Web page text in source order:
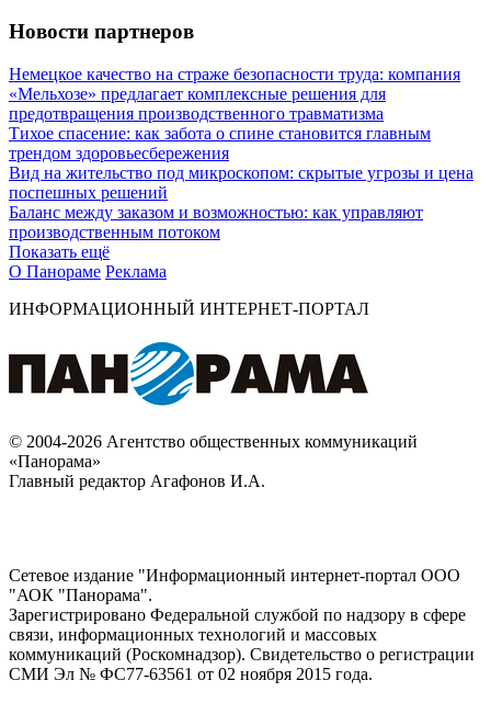
Новости партнеров
Немецкое качество на страже безопасности труда: компания
«Мельхозе» предлагает комплексные решения для
предотвращения производственного травматизма
Тихое спасение: как забота о спине становится главным
трендом здоровьесбережения
Вид на жительство под микроскопом: скрытые угрозы и цена
поспешных решений
Баланс между заказом и возможностью: как управляют
производственным потоком
Показать ещё
О Панораме Реклама
ИНФОРМАЦИОННЫЙ ИНТЕРНЕТ-ПОРТАЛ
© 2004-2026 Агентство общественных коммуникаций
«Панорама»
Главный редактор Агафонов И.А.
Сетевое издание "Информационный интернет-портал ООО
"АОК "Панорама".
Зарегистрировано Федеральной службой по надзору в сфере
связи, информационных технологий и массовых
коммуникаций (Роскомнадзор). Cвидетельство о регистрации
СМИ Эл № ФС77-63561 от 02 ноября 2015 года.